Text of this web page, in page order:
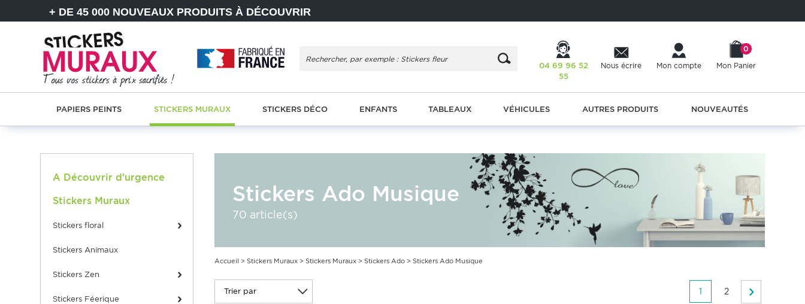
+ DE 45 000 NOUVEAUX PRODUITS À DÉCOUVRIR
04 69 96 52
55
Nous écrire Mon compte Mon Panier
0
PAPIERS PEINTS STICKERS MURAUX STICKERS DÉCO ENFANTS TABLEAUX VÉHICULES AUTRES PRODUITS NOUVEAUTÉS
A Découvrir d'urgence
Stickers Muraux
stickers floral
Stickers Animaux
Stickers Zen
Stickers Féerique
Stickers Ado Musique
70 article(s)
Accueil >Stickers Muraux >Stickers Muraux >Stickers Ado > Stickers Ado Musique
1 2